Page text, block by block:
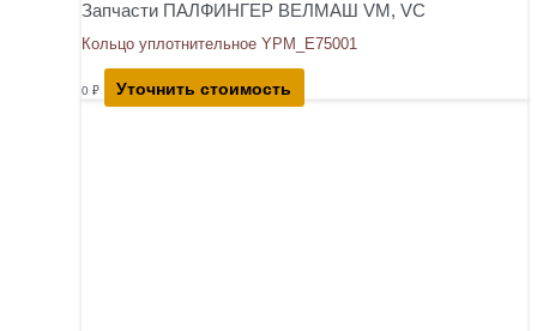
Запчасти ПАЛФИНГЕР ВЕЛМАШ VM, VC
Кольцо уплотнительное YPM_E75001
0 ₽ Уточнить стоимость